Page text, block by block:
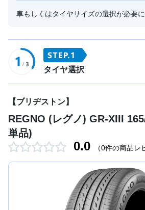
車もしくはタイヤサイズの選択が必要に
タイヤ選択
【ブリヂストン】
REGNO (レグノ) GR-XIII
単品)
0.0 （0件の商品レ